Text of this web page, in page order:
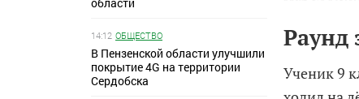
14:12 ОБЩЕСТВО
В Пензенской области улучшили
покрытие 4G на территории
Сердобска
Раунд
Ученик 9